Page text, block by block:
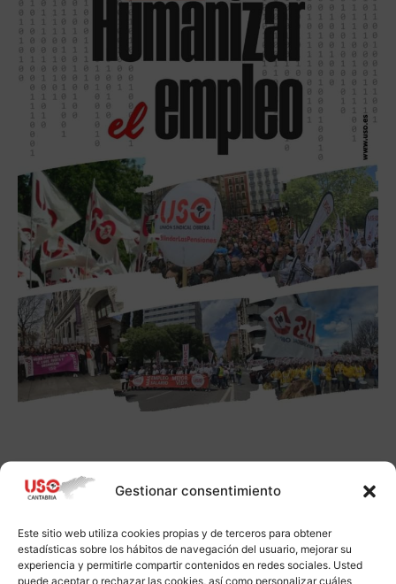
Gestionar consentimiento
Este sitio web utiliza cookies propias y de terceros para obtener
estadísticas sobre los hábitos de navegación del usuario, mejorar su
experiencia y permitirle compartir contenidos en redes sociales. Usted
puede aceptar o rechazar las cookies, así como personalizar cuáles